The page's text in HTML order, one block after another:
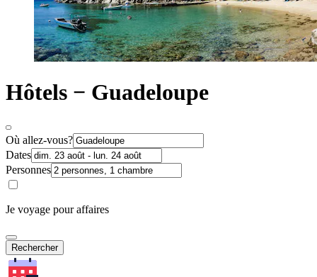
Hôtels − Guadeloupe
Où allez-vous?
Dates
Personnes
Je voyage pour affaires
Rechercher